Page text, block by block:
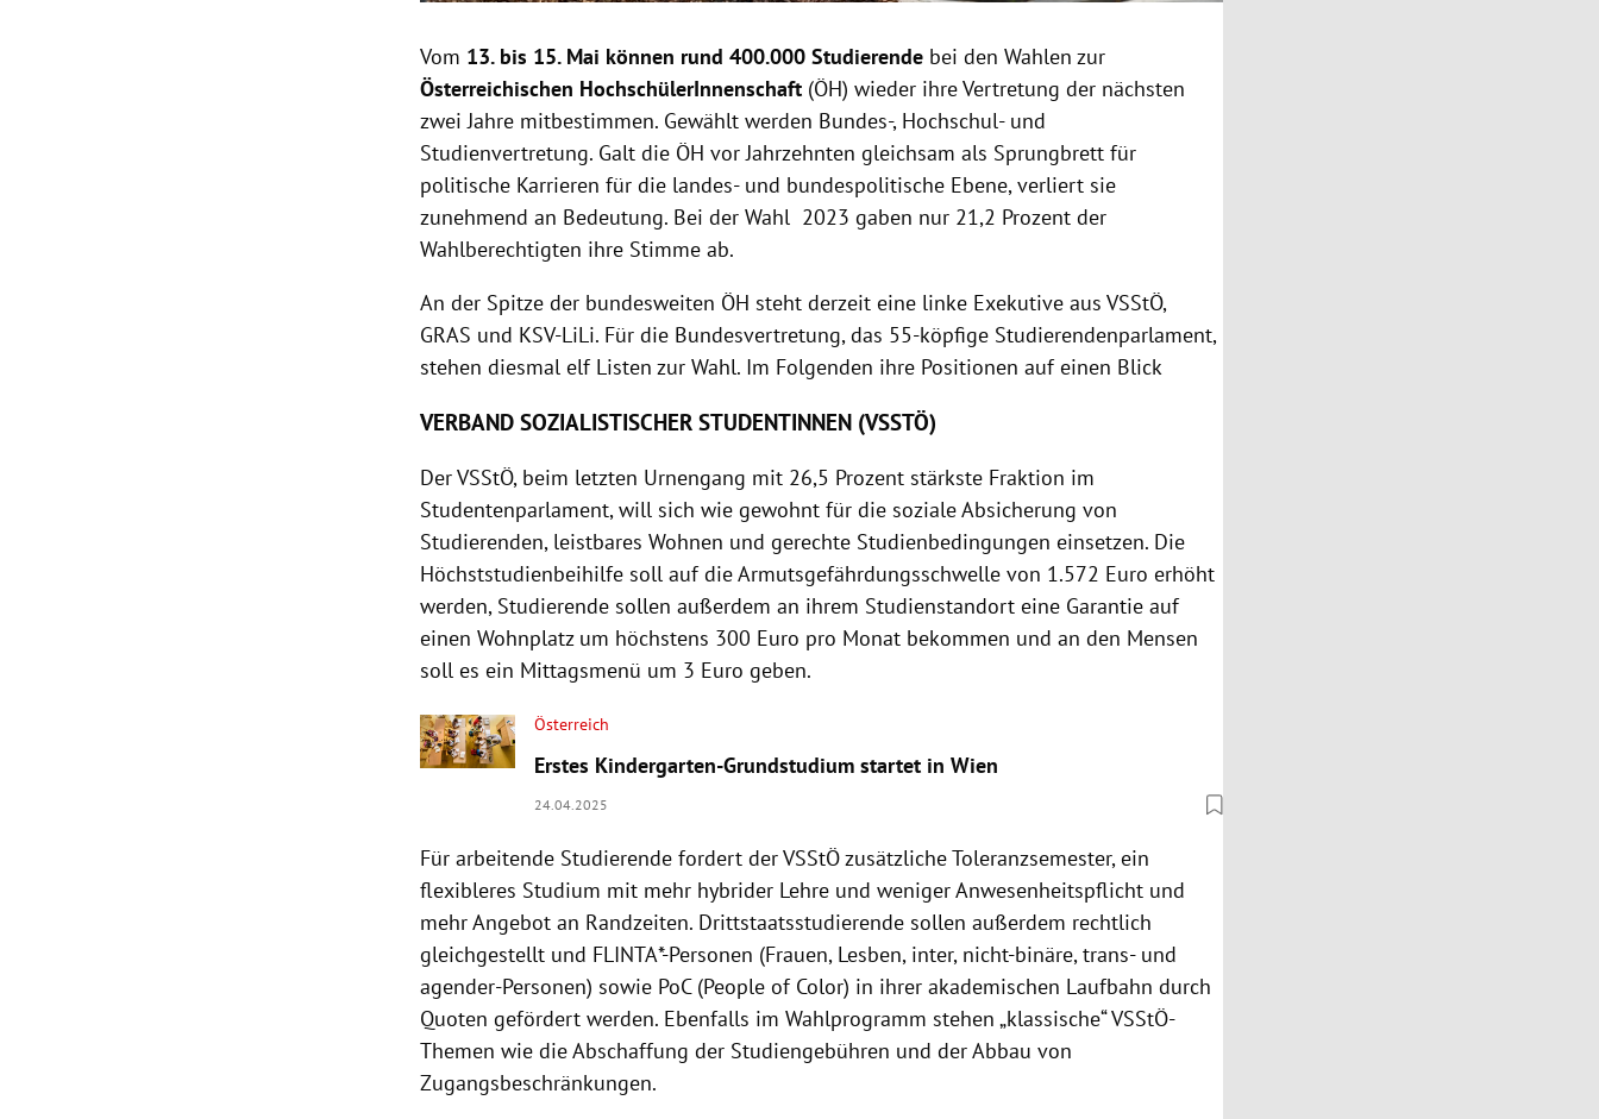
Vom 13. bis 15. Mai können rund 400.000 Studierende bei den Wahlen zur
Österreichischen HochschülerInnenschaft (ÖH) wieder ihre Vertretung der nächsten
zwei Jahre mitbestimmen. Gewählt werden Bundes-, Hochschul- und
Studienvertretung. Galt die ÖH vor Jahrzehnten gleichsam als Sprungbrett für
politische Karrieren für die landes- und bundespolitische Ebene, verliert sie
zunehmend an Bedeutung. Bei der Wahl 2023 gaben nur 21,2 Prozent der
Wahlberechtigten ihre Stimme ab.
An der Spitze der bundesweiten ÖH steht derzeit eine linke Exekutive aus VSStÖ,
GRAS und KSV-LiLi. Für die Bundesvertretung, das 55-köpfige Studierendenparlament,
stehen diesmal elf Listen zur Wahl. Im Folgenden ihre Positionen auf einen Blick
VERBAND SOZIALISTISCHER STUDENTINNEN (VSSTÖ)
Der VSStÖ, beim letzten Urnengang mit 26,5 Prozent stärkste Fraktion im
Studentenparlament, will sich wie gewohnt für die soziale Absicherung von
Studierenden, leistbares Wohnen und gerechte Studienbedingungen einsetzen. Die
Höchststudienbeihilfe soll auf die Armutsgefährdungsschwelle von 1.572 Euro erhöht
werden, Studierende sollen außerdem an ihrem Studienstandort eine Garantie auf
einen Wohnplatz um höchstens 300 Euro pro Monat bekommen und an den Mensen
soll es ein Mittagsmenü um 3 Euro geben.
Österreich
Erstes Kindergarten-Grundstudium startet in Wien
24.04.2025
Für arbeitende Studierende fordert der VSStÖ zusätzliche Toleranzsemester, ein
flexibleres Studium mit mehr hybrider Lehre und weniger Anwesenheitspflicht und
mehr Angebot an Randzeiten. Drittstaatsstudierende sollen außerdem rechtlich
gleichgestellt und FLINTA*-Personen (Frauen, Lesben, inter, nicht-binäre, trans- und
agender-Personen) sowie PoC (People of Color) in ihrer akademischen Laufbahn durch
Quoten gefördert werden. Ebenfalls im Wahlprogramm stehen „klassische“ VSStÖ-
Themen wie die Abschaffung der Studiengebühren und der Abbau von
Zugangsbeschränkungen.